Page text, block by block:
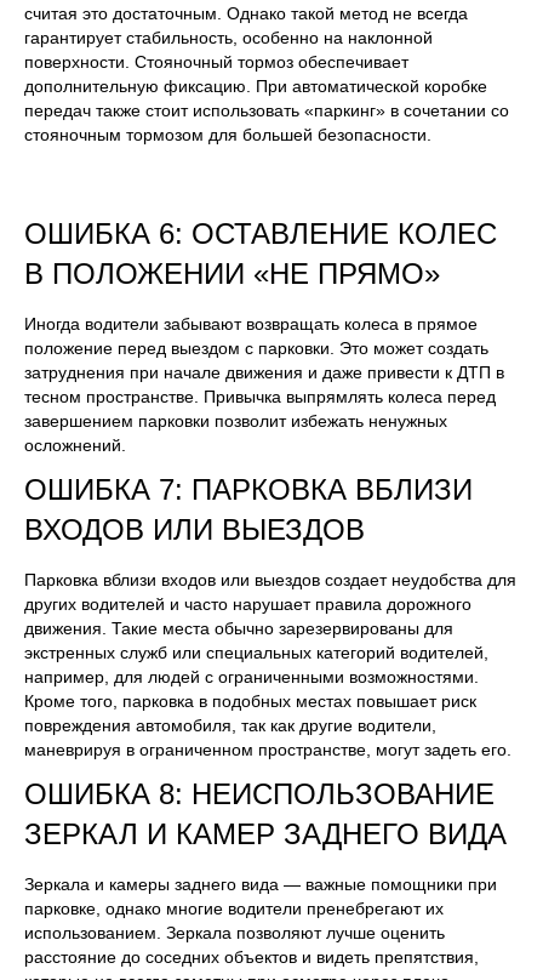
считая это достаточным. Однако такой метод не всегда
гарантирует стабильность, особенно на наклонной
поверхности. Стояночный тормоз обеспечивает
дополнительную фиксацию. При автоматической коробке
передач также стоит использовать «паркинг» в сочетании со
стояночным тормозом для большей безопасности.
ОШИБКА 6: ОСТАВЛЕНИЕ КОЛЕС
В ПОЛОЖЕНИИ «НЕ ПРЯМО»
Иногда водители забывают возвращать колеса в прямое
положение перед выездом с парковки. Это может создать
затруднения при начале движения и даже привести к ДТП в
тесном пространстве. Привычка выпрямлять колеса перед
завершением парковки позволит избежать ненужных
осложнений.
ОШИБКА 7: ПАРКОВКА ВБЛИЗИ
ВХОДОВ ИЛИ ВЫЕЗДОВ
Парковка вблизи входов или выездов создает неудобства для
других водителей и часто нарушает правила дорожного
движения. Такие места обычно зарезервированы для
экстренных служб или специальных категорий водителей,
например, для людей с ограниченными возможностями.
Кроме того, парковка в подобных местах повышает риск
повреждения автомобиля, так как другие водители,
маневрируя в ограниченном пространстве, могут задеть его.
ОШИБКА 8: НЕИСПОЛЬЗОВАНИЕ
ЗЕРКАЛ И КАМЕР ЗАДНЕГО ВИДА
Зеркала и камеры заднего вида — важные помощники при
парковке, однако многие водители пренебрегают их
использованием. Зеркала позволяют лучше оценить
расстояние до соседних объектов и видеть препятствия,